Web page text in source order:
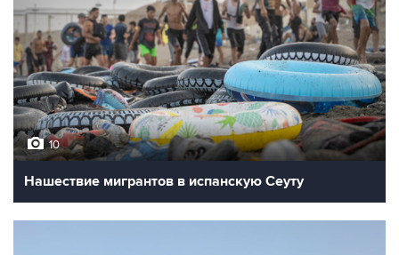
10
Нашествие мигрантов в испанскую Сеуту